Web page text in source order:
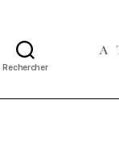
Rechercher